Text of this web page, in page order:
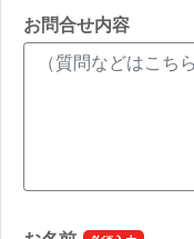
お問合せ内容